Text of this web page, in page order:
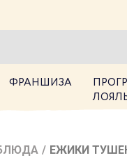
ФРАНШИЗА
/ ЕЖИКИ